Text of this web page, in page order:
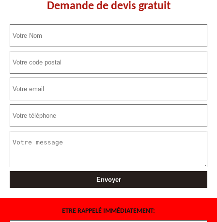
Demande de devis gratuit
ETRE RAPPELÉ IMMÉDIATEMENT: